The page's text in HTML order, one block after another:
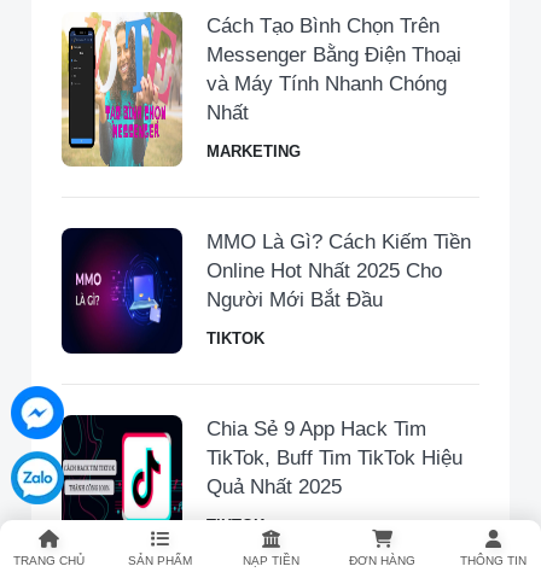
TRANG CHỦ SẢN PHẨM NẠP TIỀN ĐƠN HÀNG THÔNG TIN
Cách Tạo Bình Chọn Trên
Messenger Bằng Điện Thoại
và Máy Tính Nhanh Chóng
Nhất
MARKETING
MMO Là Gì? Cách Kiếm Tiền
Online Hot Nhất 2025 Cho
Người Mới Bắt Đầu
TIKTOK
Chia Sẻ 9 App Hack Tim
TikTok, Buff Tim TikTok Hiệu
Quả Nhất 2025
TIKTOK